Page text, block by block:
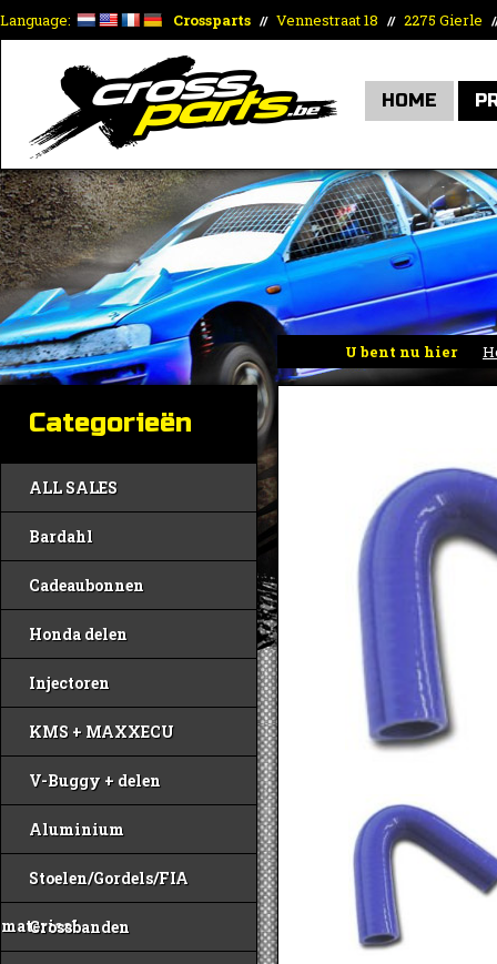
Language: Crossparts // Vennestraat 18 // 2275 Gierle
HOME
U bent nu hier
Categorieën
ALL SALES
Bardahl
Cadeaubonnen
Honda delen
Injectoren
KMS + MAXXECU
V-Buggy + delen
Aluminium
Stoelen/Gordels/FIA
materiaal
Crossbanden